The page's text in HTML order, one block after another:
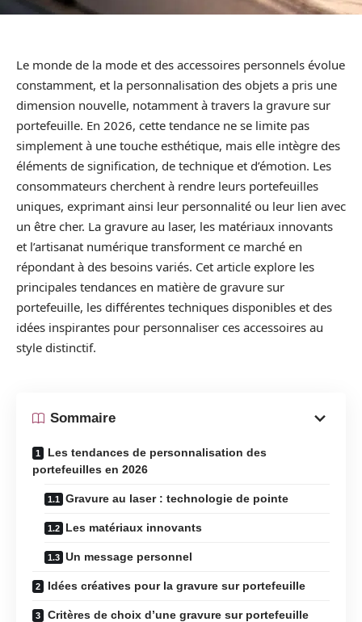
Le monde de la mode et des accessoires personnels évolue
constamment, et la personnalisation des objets a pris une
dimension nouvelle, notamment à travers la gravure sur
portefeuille. En 2026, cette tendance ne se limite pas
simplement à une touche esthétique, mais elle intègre des
éléments de signification, de technique et d’émotion. Les
consommateurs cherchent à rendre leurs portefeuilles
uniques, exprimant ainsi leur personnalité ou leur lien avec
un être cher. La gravure au laser, les matériaux innovants
et l’artisanat numérique transforment ce marché en
répondant à des besoins variés. Cet article explore les
principales tendances en matière de gravure sur
portefeuille, les différentes techniques disponibles et des
idées inspirantes pour personnaliser ces accessoires au
style distinctif.
Sommaire
Les tendances de personnalisation des
portefeuilles en 2026
Gravure au laser : technologie de pointe
Les matériaux innovants
Un message personnel
Idées créatives pour la gravure sur portefeuille
Critères de choix d’une gravure sur portefeuille